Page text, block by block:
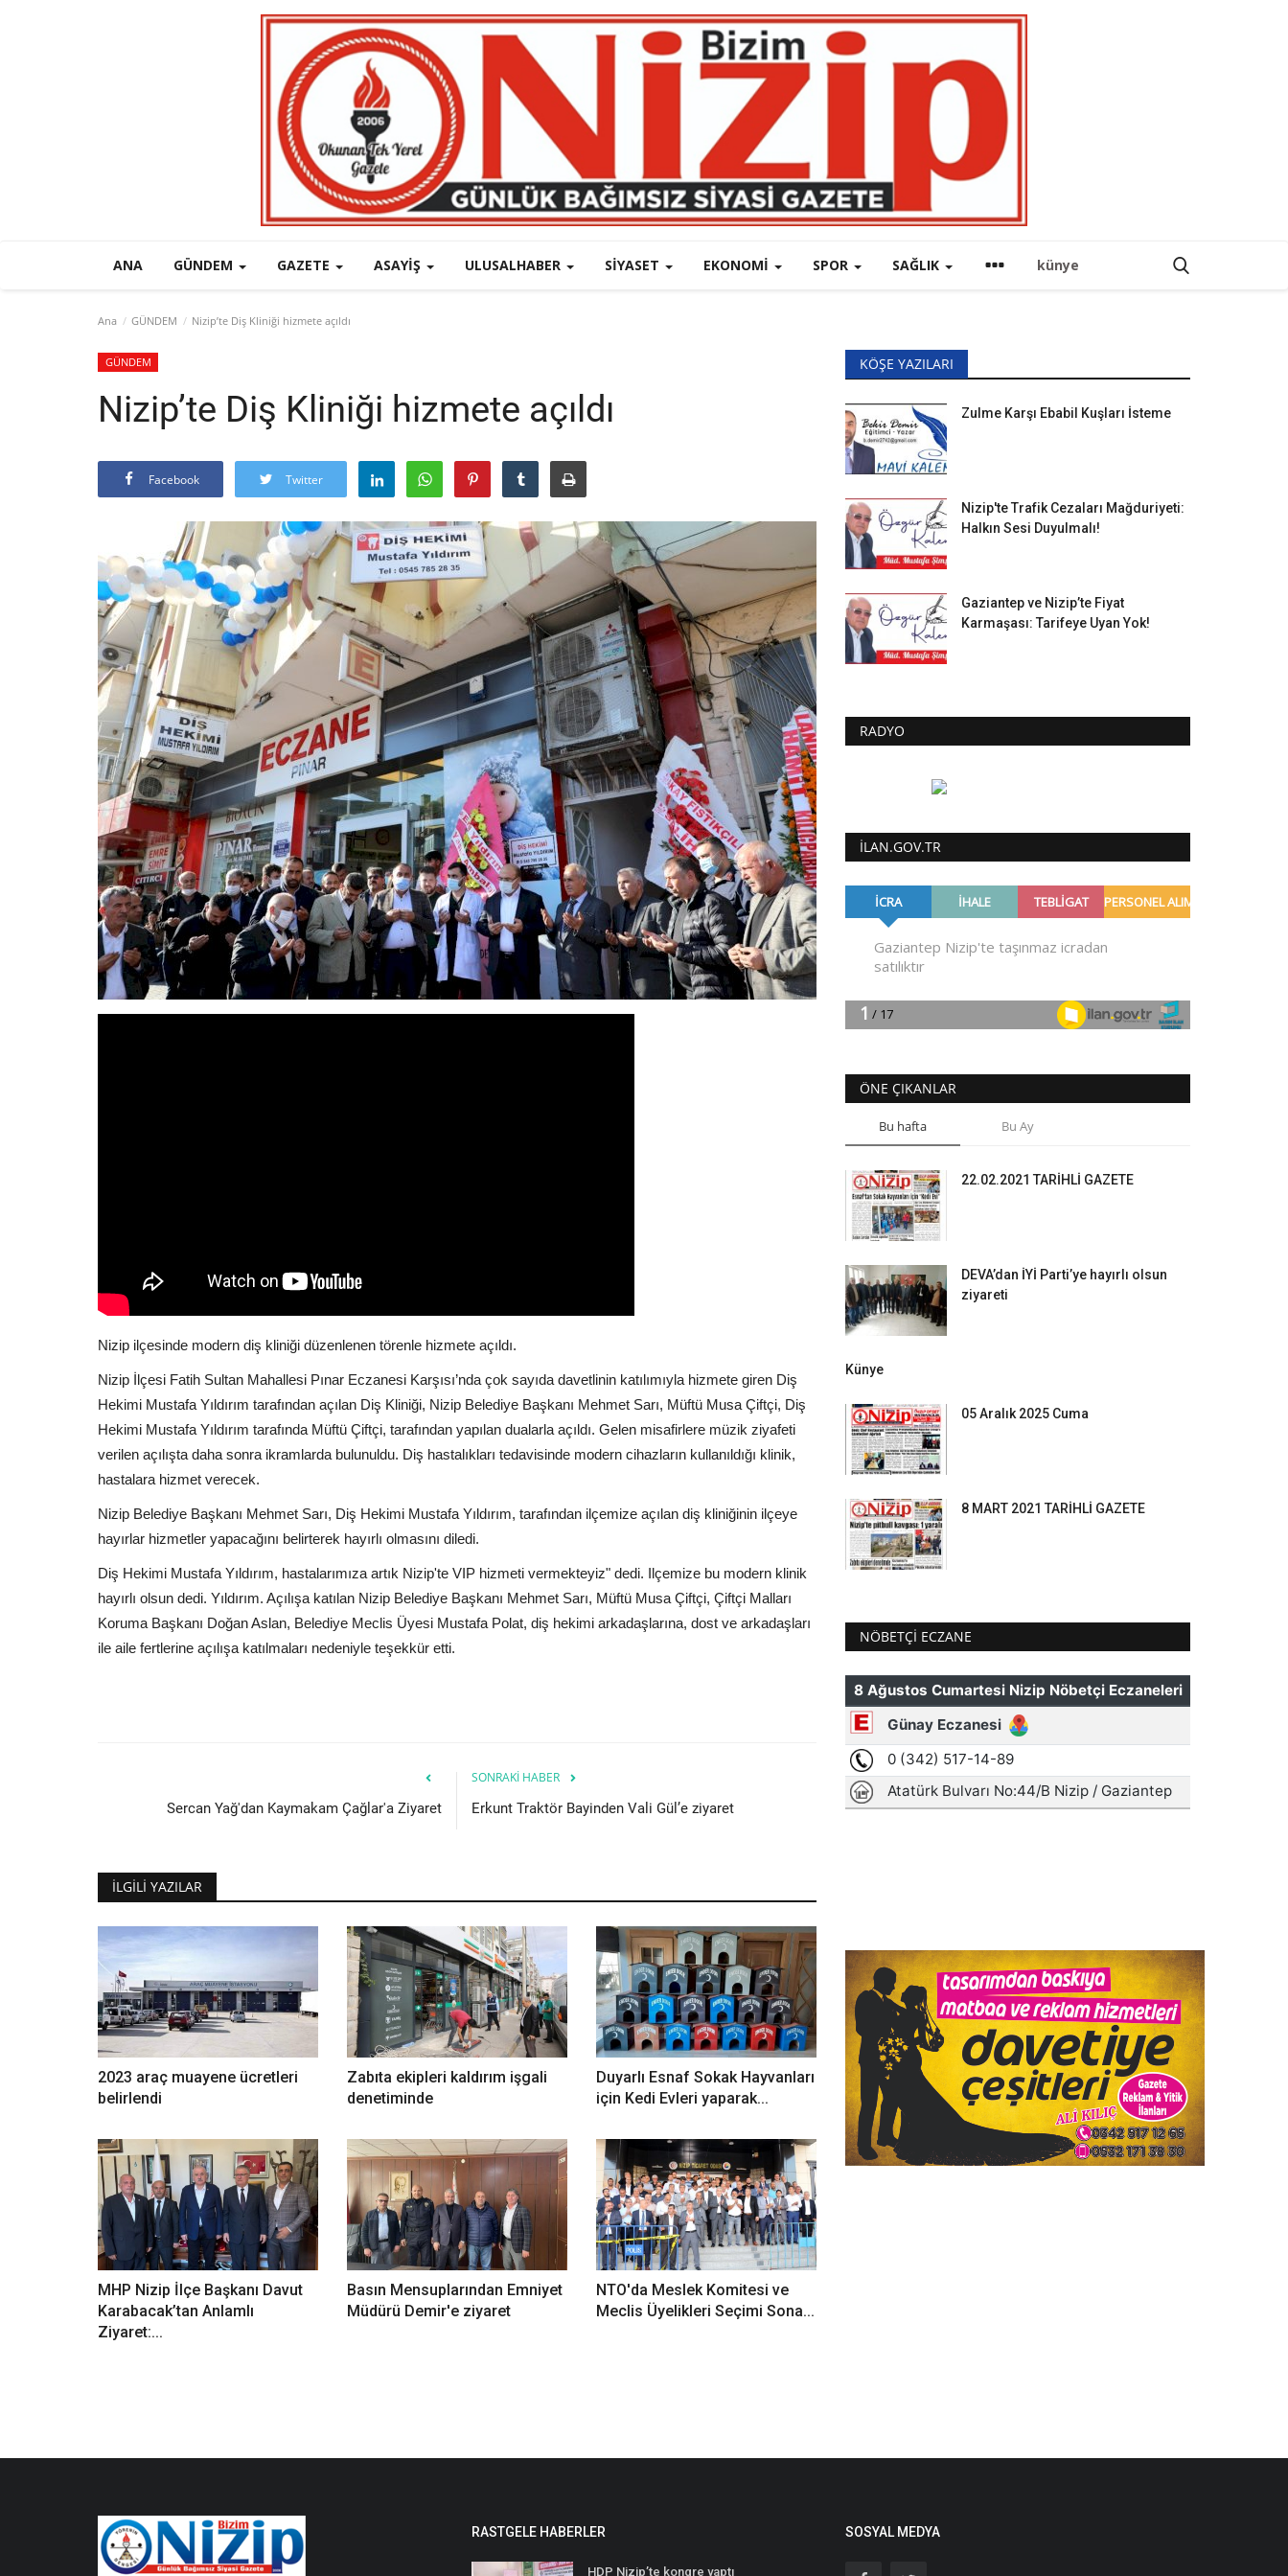
ANA GÜNDEM GAZETE ASAYIŞ ULUSALHABER SIYASET EKONOMI SPOR SAĞLIK künye
Ana GÜNDEM Nizip’te Diş Kliniği hizmete açıldı
GÜNDEM
Nizip’te Diş Kliniği hizmete açıldı
Facebook Twitter
Nizip ilçesinde modern diş kliniği düzenlenen törenle hizmete açıldı.
Nizip İlçesi Fatih Sultan Mahallesi Pınar Eczanesi Karşısı’nda çok sayıda davetlinin katılımıyla hizmete giren Diş
Hekimi Mustafa Yıldırım tarafından açılan Diş Kliniği, Nizip Belediye Başkanı Mehmet Sarı, Müftü Musa Çiftçi, Diş
Hekimi Mustafa Yıldırım tarafında Müftü Çiftçi, tarafından yapılan dualarla açıldı. Gelen misafirlere müzik ziyafeti
verilen açılışta daha sonra ikramlarda bulunuldu. Diş hastalıkları tedavisinde modern cihazların kullanıldığı klinik,
hastalara hizmet verecek.
Nizip Belediye Başkanı Mehmet Sarı, Diş Hekimi Mustafa Yıldırım, tarafından ilçemize açılan diş kliniğinin ilçeye
hayırlar hizmetler yapacağını belirterek hayırlı olmasını diledi.
Diş Hekimi Mustafa Yıldırım, hastalarımıza artık Nizip'te VIP hizmeti vermekteyiz" dedi. Ilçemize bu modern klinik
hayırlı olsun dedi. Yıldırım. Açılışa katılan Nizip Belediye Başkanı Mehmet Sarı, Müftü Musa Çiftçi, Çiftçi Malları
Koruma Başkanı Doğan Aslan, Belediye Meclis Üyesi Mustafa Polat, diş hekimi arkadaşlarına, dost ve arkadaşları
ile aile fertlerine açılışa katılmaları nedeniyle teşekkür etti.
Sercan Yağ'dan Kaymakam Çağlar'a Ziyaret
SONRAKI HABER
Erkunt Traktör Bayinden Vali Gül’e ziyaret
İLGILI YAZILAR
2023 araç muayene ücretleri
belirlendi
Zabıta ekipleri kaldırım işgali
denetiminde
Duyarlı Esnaf Sokak Hayvanları
için Kedi Evleri yaparak...
MHP Nizip İlçe Başkanı Davut
Karabacak’tan Anlamlı
Ziyaret:...
Basın Mensuplarından Emniyet
Müdürü Demir'e ziyaret
NTO'da Meslek Komitesi ve
Meclis Üyelikleri Seçimi Sona...
KÖŞE YAZILARI
Zulme Karşı Ebabil Kuşları İsteme
Nizip'te Trafik Cezaları Mağduriyeti:
Halkın Sesi Duyulmalı!
Gaziantep ve Nizip’te Fiyat
Karmaşası: Tarifeye Uyan Yok!
RADYO
ILAN.GOV.TR
ÖNE ÇIKANLAR
Bu hafta Bu Ay
22.02.2021 TARİHLİ GAZETE
DEVA’dan İYİ Parti’ye hayırlı olsun
ziyareti
Künye
05 Aralık 2025 Cuma
8 MART 2021 TARİHLİ GAZETE
NÖBETÇI ECZANE
RASTGELE HABERLER
HDP Nizip’te kongre yaptı
SOSYAL MEDYA